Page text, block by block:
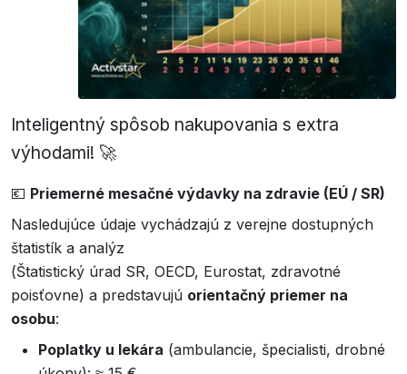
Inteligentný spôsob nakupovania s extra
výhodami! 🚀
💶 Priemerné mesačné výdavky na zdravie (EÚ / SR)
Nasledujúce údaje vychádzajú z verejne dostupných
štatistík a analýz
(Štatistický úrad SR, OECD, Eurostat, zdravotné
poisťovne) a predstavujú orientačný priemer na
osobu:
Poplatky u lekára (ambulancie, špecialisti, drobné